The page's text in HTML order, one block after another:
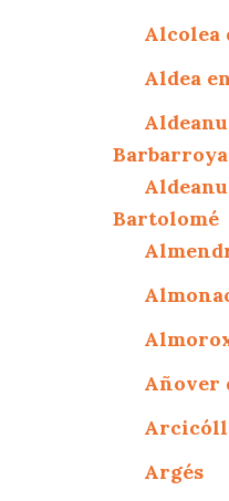
Alcolea
Aldea
Barbarroya
Bartolomé
Añover
Argés